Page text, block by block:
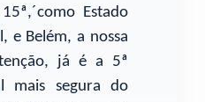
Estado
e Belém, a nossa
já é a 5ª
mais segura do